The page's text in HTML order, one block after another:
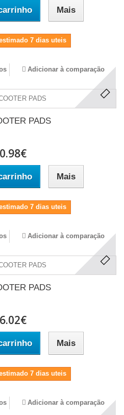
Mais
7 dias uteis
Adicionar à comparação
PADS
Mais
7 dias uteis
Adicionar à comparação
PADS
Mais
7 dias uteis
Adicionar à comparação